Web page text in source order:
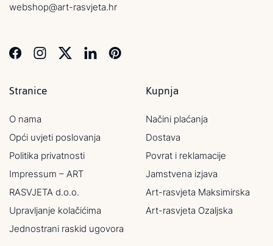
webshop@art-rasvjeta.hr
Stranice
O nama
Opći uvjeti poslovanja
Politika privatnosti
Impressum – ART
RASVJETA d.o.o.
Upravljanje kolačićima
Jednostrani raskid ugovora
Kupnja
Načini plaćanja
Dostava
Povrat i reklamacije
Jamstvena izjava
Art-rasvjeta Maksimirska
Art-rasvjeta Ozaljska